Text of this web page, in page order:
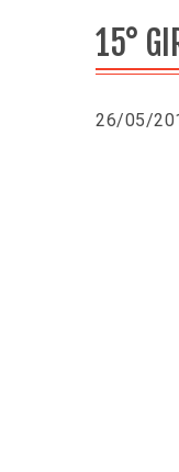
15°
26/05/